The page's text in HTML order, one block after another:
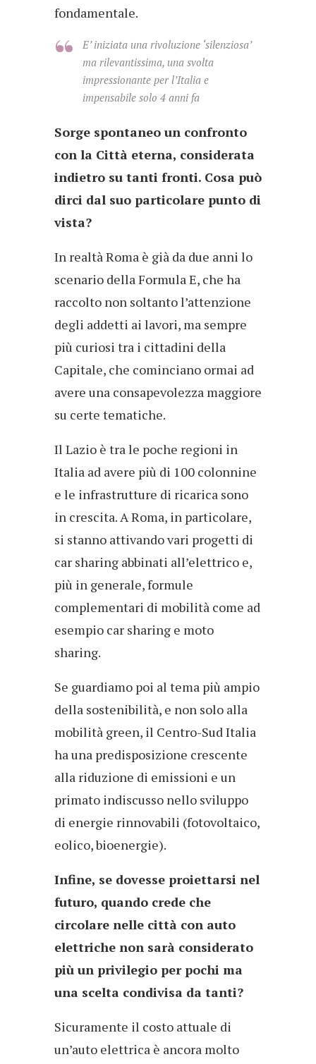
fondamentale.
E’ iniziata una rivoluzione ‘silenziosa’
ma rilevantissima, una svolta
impressionante per l’Italia e
impensabile solo 4 anni fa
Sorge spontaneo un confronto
con la Città eterna, considerata
indietro su tanti fronti. Cosa può
dirci dal suo particolare punto di
vista?
In realtà Roma è già da due anni lo
scenario della Formula E, che ha
raccolto non soltanto l’attenzione
degli addetti ai lavori, ma sempre
più curiosi tra i cittadini della
Capitale, che cominciano ormai ad
avere una consapevolezza maggiore
su certe tematiche.
Il Lazio è tra le poche regioni in
Italia ad avere più di 100 colonnine
e le infrastrutture di ricarica sono
in crescita. A Roma, in particolare,
si stanno attivando vari progetti di
car sharing abbinati all’elettrico e,
più in generale, formule
complementari di mobilità come ad
esempio car sharing e moto
sharing.
Se guardiamo poi al tema più ampio
della sostenibilità, e non solo alla
mobilità green, il Centro-Sud Italia
ha una predisposizione crescente
alla riduzione di emissioni e un
primato indiscusso nello sviluppo
di energie rinnovabili (fotovoltaico,
eolico, bioenergie).
Infine, se dovesse proiettarsi nel
futuro, quando crede che
circolare nelle città con auto
elettriche non sarà considerato
più un privilegio per pochi ma
una scelta condivisa da tanti?
Sicuramente il costo attuale di
un’auto elettrica è ancora molto